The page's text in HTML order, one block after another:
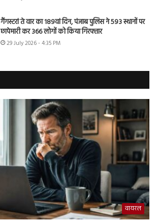
गैंगस्टरां ते वार का 189वां दिन, पंजाब पुलिस ने 593 स्थानों पर
छापेमारी कर 366 लोगों को किया गिरफ्तार
29 July 2026 - 4:35 PM
वायरल